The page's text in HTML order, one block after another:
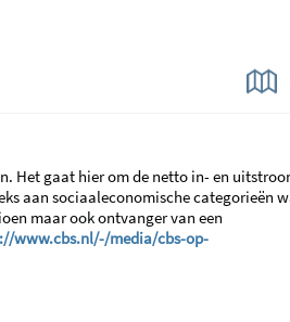
Het gaat hier om de netto in- en
aan sociaaleconomische categorieën
maar ook ontvanger van een
www.cbs.nl/-/media/cbs-op-